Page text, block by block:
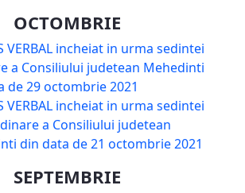
OCTOMBRIE
VERBAL incheiat in urma sedintei
a Consiliului judetean Mehedinti
de 29 octombrie 2021
VERBAL incheiat in urma sedintei
a Consiliului judetean
din data de 21 octombrie 2021
SEPTEMBRIE